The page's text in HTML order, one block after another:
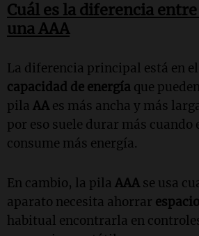
Cuál es la diferencia
una AAA
La diferencia principal está en el
capacidad de energía que
pila AA es más ancha y más
por eso suele durar más
consume más energía.
En cambio, la pila AAA se usa
aparato necesita ahorrar
habitual encontrarla en